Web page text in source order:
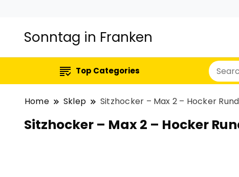
Sonntag in Franken
Top Categories
Home Sklep Sitzhocker – Max 2 – Hocker
Sitzhocker – Max 2 – Hocker